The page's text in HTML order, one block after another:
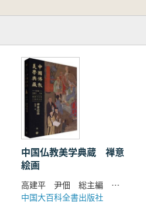
中国仏教美学典蔵 禅意
絵画
高建平 尹佃 総主編 陳粟裕 著
中国大百科全書出版社